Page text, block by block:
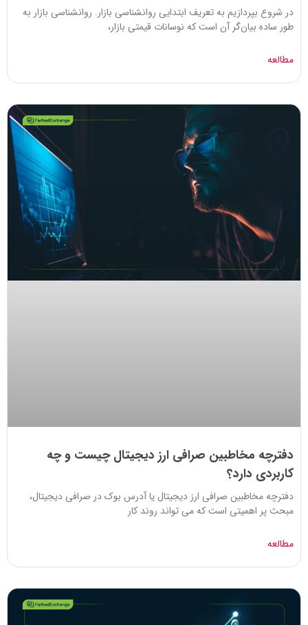
در شروع بپردازیم به تعریف ابتدایی روانشناسی بازار. روانشناسی بازار به
طور ساده بیان‌گر آن است که نوسانات قیمتی بازار،
مطالعه
دفترچه مخاطبین صرافی ارز دیجیتال چیست و چه
کاربردی دارد؟
دفترچه مخاطبین صرافی ارز دیجیتال یا آدرس بوک در صرافی دیجیتال،
مبحث پر اهمیتی است که می تواند روند کار
مطالعه